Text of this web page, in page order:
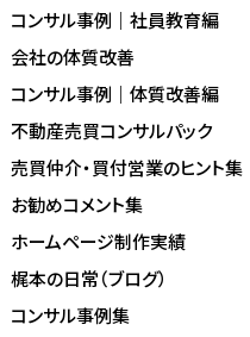
コンサル事例｜社員教育編
会社の体質改善
コンサル事例｜体質改善編
不動産売買コンサルパック
売買仲介・買付営業のヒント集
お勧めコメント集
ホームページ制作実績
梶本の日常（ブログ）
コンサル事例集